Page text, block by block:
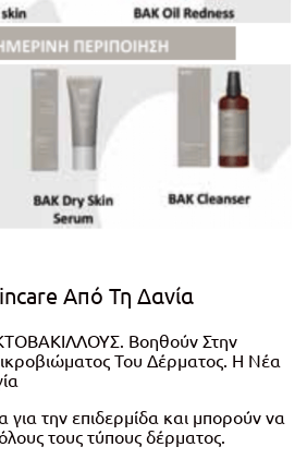
Από Τη Δανία
Bοηθούν Στην
Του Δέρματος. Η Νέα
για την επιδερμίδα και μπορούν να
τους τύπους δέρματος.